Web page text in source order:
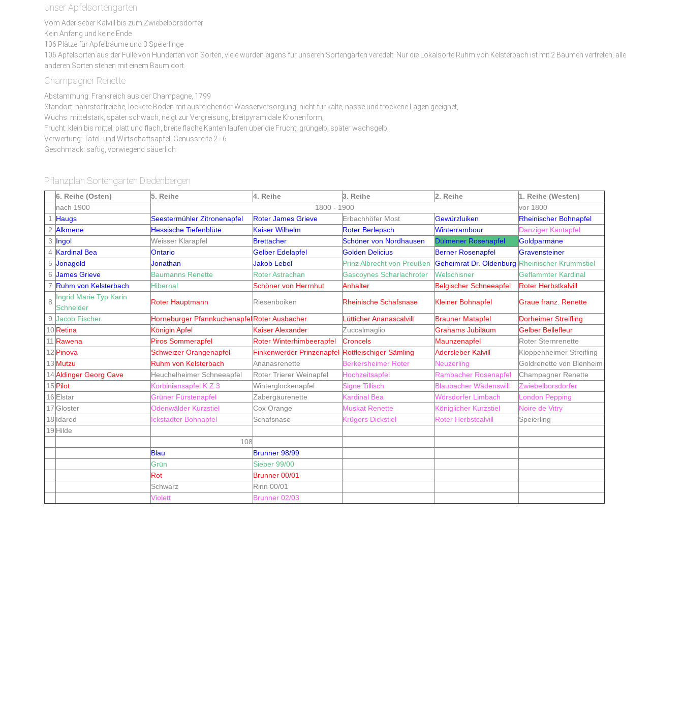
Unser Apfelsortengarten
Vom Aderlseber Kalvill bis zum Zwiebelborsdorfer
Kein Anfang und keine Ende
106 Plätze für Apfelbäume und 3 Speierlinge
106 Apfelsorten aus der Fülle von Hunderten von Sorten, viele wurden eigens für unseren Sortengarten veredelt. Nur die Lokalsorte Ruhm von Kelsterbach ist mit 2 Bäumen vertreten, alle
anderen Sorten stehen mit einem Baum dort.
Champagner Renette
Abstammung: Frankreich aus der Champagne, 1799
Standort: nährstoffreiche, lockere Böden mit ausreichender Wasserversorgung, nicht für kalte, nasse und trockene Lagen geeignet,
Wuchs: mittelstark, später schwach, neigt zur Vergreisung, breitpyramidale Kronenform,
Frucht: klein bis mittel, platt und flach, breite flache Kanten laufen über die Frucht, grüngelb, später wachsgelb,
Verwertung: Tafel- und Wirtschaftsapfel, Genussreife 2 - 6
Geschmack: saftig, vorwiegend säuerlich
Pflanzplan Sortengarten Diedenbergen
6. Reihe (Osten) 5. Reihe 4. Reihe 3. Reihe 2. Reihe
1. Reihe (Westen)
nach 1900
1800 - 1900
vor 1800
1 Haugs Seestermühler Zitronenapfel Roter James Grieve Erbachhöfer Most Gewürzluiken
Rheinischer Bohnapfel
2 Alkmene Hessische Tiefenblüte Kaiser Wilhelm Roter Berlepsch Winterrambour
Danziger Kantapfel
3 Ingol Weisser Klarapfel Brettacher Schöner von Nordhausen Dülmener Rosenapfel
Goldparmäne
4 Kardinal Bea Ontario Gelber Edelapfel Golden Delicius Berner Rosenapfel
Gravensteiner
5 Jonagold Jonathan Jakob Lebel Prinz Albrecht von Preußen Geheimrat Dr. Oldenburg Rheinischer Krummstiel
6 James Grieve Baumanns Renette Roter Astrachan Gascoynes Scharlachroter Welschisner
Geflammter Kardinal
7 Ruhm von Kelsterbach Hibernal Schöner von Herrnhut Anhalter Belgischer Schneeapfel
Roter Herbstkalvill
8
Ingrid Marie Typ Karin
Schneider
Roter Hauptmann Riesenboiken Rheinische Schafsnase Kleiner Bohnapfel Graue franz. Renette
9 Jacob Fischer Horneburger PfannkuchenapfelRoter Ausbacher Lütticher Ananascalvill Brauner Matapfel
Dorheimer Streifling
10 Retina Königin Apfel Kaiser Alexander Zuccalmaglio Grahams Jubiläum
Gelber Bellefleur
11 Rawena Piros Sommerapfel Roter Winterhimbeerapfel Croncels Maunzenapfel
Roter Sternrenette
12 Pinova Schweizer Orangenapfel Finkenwerder Prinzenapfel Rotfleischiger Sämling Adersleber Kalvill
Kloppenheimer Streifling
13 Mutzu Ruhm von Kelsterbach Ananasrenette Berkersheimer Roter Neuzerling
Goldrenette von Blenheim
14 Aldinger Georg Cave Heuchelheimer Schneeapfel Roter Trierer Weinapfel Hochzeitsapfel Rambacher Rosenapfel
Champagner Renette
15 Pilot Korbiniansapfel K Z 3 Winterglockenapfel Signe Tillisch Blaubacher Wädenswill
Zwiebelborsdorfer
16 Elstar Grüner Fürstenapfel Zabergäurenette Kardinal Bea Wörsdorfer Limbach
London Pepping
17 Gloster Odenwälder Kurzstiel Cox Orange Muskat Renette Königlicher Kurzstiel
Noire de Vitry
18 Idared Ickstadter Bohnapfel Schafsnase Krügers Dickstiel Roter Herbstcalvill
Speierling
19 Hilde
108
Blau
Brunner 98/99
Grün
Sieber 99/00
Rot
Brunner 00/01
Schwarz
Rinn 00/01
Violett
Brunner 02/03